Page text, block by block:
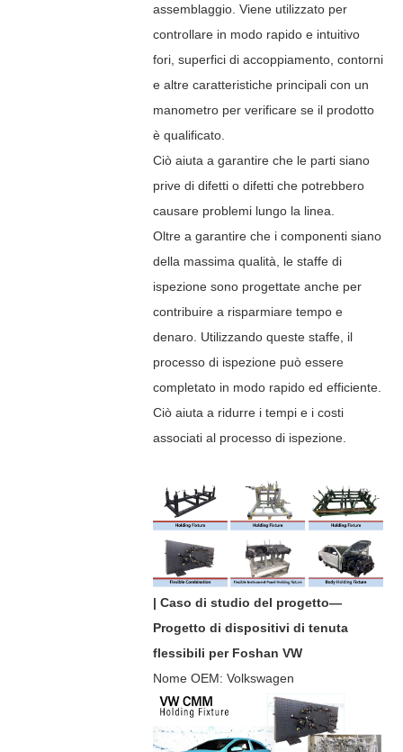
assemblaggio. Viene utilizzato per
controllare in modo rapido e intuitivo
fori, superfici di accoppiamento, contorni
e altre caratteristiche principali con un
manometro per verificare se il prodotto
è qualificato.
Ciò aiuta a garantire che le parti siano
prive di difetti o difetti che potrebbero
causare problemi lungo la linea.
Oltre a garantire che i componenti siano
della massima qualità, le staffe di
ispezione sono progettate anche per
contribuire a risparmiare tempo e
denaro. Utilizzando queste staffe, il
processo di ispezione può essere
completato in modo rapido ed efficiente.
Ciò aiuta a ridurre i tempi e i costi
associati al processo di ispezione.
| Caso di studio del progetto—
Progetto di dispositivi di tenuta
flessibili per Foshan VW
Nome OEM: Volkswagen